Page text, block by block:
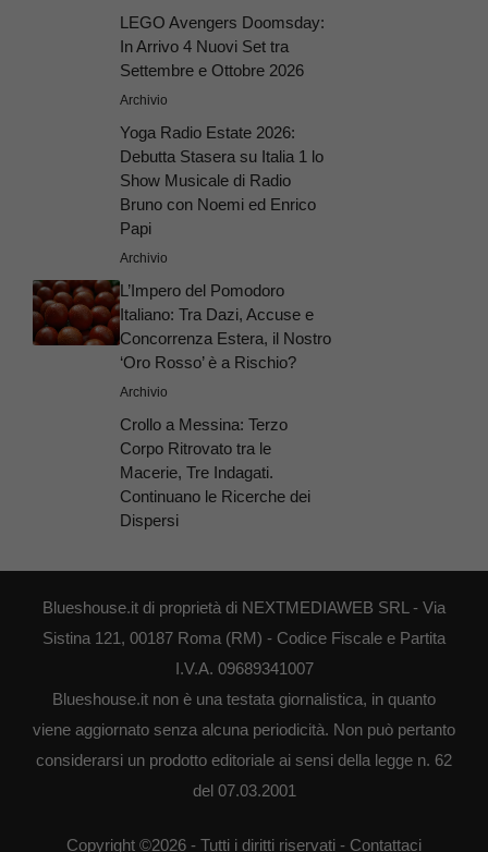
LEGO Avengers Doomsday:
In Arrivo 4 Nuovi Set tra
Settembre e Ottobre 2026
Archivio
Yoga Radio Estate 2026:
Debutta Stasera su Italia 1 lo
Show Musicale di Radio
Bruno con Noemi ed Enrico
Papi
Archivio
L’Impero del Pomodoro
Italiano: Tra Dazi, Accuse e
Concorrenza Estera, il Nostro
‘Oro Rosso’ è a Rischio?
Archivio
Crollo a Messina: Terzo
Corpo Ritrovato tra le
Macerie, Tre Indagati.
Continuano le Ricerche dei
Dispersi
Blueshouse.it di proprietà di NEXTMEDIAWEB SRL - Via
Sistina 121, 00187 Roma (RM) - Codice Fiscale e Partita
I.V.A. 09689341007
Blueshouse.it non è una testata giornalistica, in quanto
viene aggiornato senza alcuna periodicità. Non può pertanto
considerarsi un prodotto editoriale ai sensi della legge n. 62
del 07.03.2001
Copyright ©2026 - Tutti i diritti riservati - Contattaci